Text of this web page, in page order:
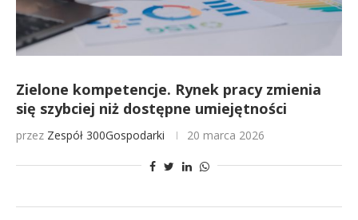
Zielone kompetencje. Rynek pracy zmienia
się szybciej niż dostępne umiejętności
przez Zespół 300Gospodarki 20 marca 2026